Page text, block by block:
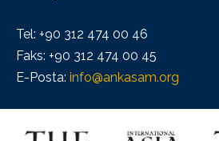
Tel: +90 312 474 00 46
Faks: +90 312 474 00 45
E-Posta: info@ankasam.org